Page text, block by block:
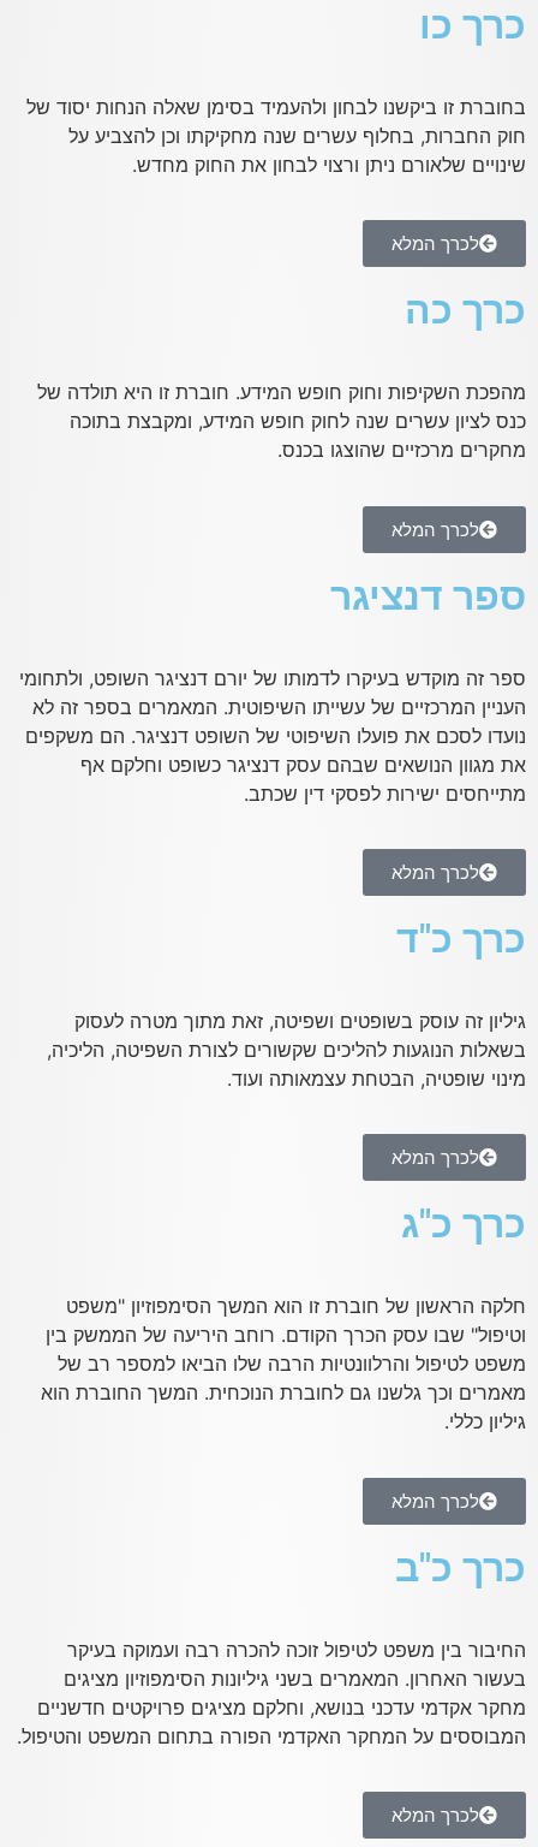
כרך כו
בחוברת זו ביקשנו לבחון ולהעמיד בסימן שאלה הנחות יסוד של
חוק החברות, בחלוף עשרים שנה מחקיקתו וכן להצביע על
שינויים שלאורם ניתן ורצוי לבחון את החוק מחדש.
לכרך המלא
כרך כה
מהפכת השקיפות וחוק חופש המידע. חוברת זו היא תולדה של
כנס לציון עשרים שנה לחוק חופש המידע, ומקבצת בתוכה
מחקרים מרכזיים שהוצגו בכנס.
לכרך המלא
ספר דנציגר
ספר זה מוקדש בעיקרו לדמותו של יורם דנציגר השופט, ולתחומי
העניין המרכזיים של עשייתו השיפוטית. המאמרים בספר זה לא
נועדו לסכם את פועלו השיפוטי של השופט דנציגר. הם משקפים
את מגוון הנושאים שבהם עסק דנציגר כשופט וחלקם אף
מתייחסים ישירות לפסקי דין שכתב.
לכרך המלא
כרך כ"ד
גיליון זה עוסק בשופטים ושפיטה, זאת מתוך מטרה לעסוק
בשאלות הנוגעות להליכים שקשורים לצורת השפיטה, הליכיה,
מינוי שופטיה, הבטחת עצמאותה ועוד.
לכרך המלא
כרך כ"ג
חלקה הראשון של חוברת זו הוא המשך הסימפוזיון "משפט
וטיפול" שבו עסק הכרך הקודם. רוחב היריעה של הממשק בין
משפט לטיפול והרלוונטיות הרבה שלו הביאו למספר רב של
מאמרים וכך גלשנו גם לחוברת הנוכחית. המשך החוברת הוא
גיליון כללי.
לכרך המלא
כרך כ"ב
החיבור בין משפט לטיפול זוכה להכרה רבה ועמוקה בעיקר
בעשור האחרון. המאמרים בשני גיליונות הסימפוזיון מציגים
מחקר אקדמי עדכני בנושא, וחלקם מציגים פרויקטים חדשניים
המבוססים על המחקר האקדמי הפורה בתחום המשפט והטיפול.
לכרך המלא